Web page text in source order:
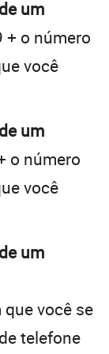
um
+ o número
você
um
o número
você
um
você se
telefone